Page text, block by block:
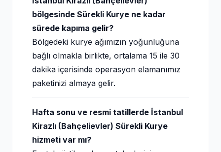
bölgesinde Sürekli Kurye ne kadar
sürede kapıma gelir?
Bölgedeki kurye ağımızın yoğunluğuna
bağlı olmakla birlikte, ortalama 15 ile 30
dakika içerisinde operasyon elamanımız
paketinizi almaya gelir.
Hafta sonu ve resmi tatillerde İstanbul
Kirazlı (Bahçelievler) Sürekli Kurye
hizmeti var mı?